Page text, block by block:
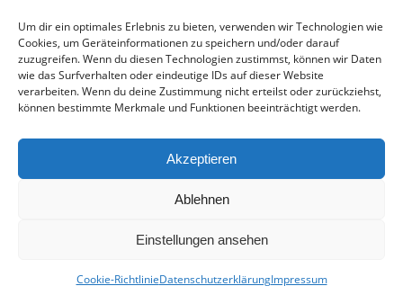
Um dir ein optimales Erlebnis zu bieten, verwenden wir Technologien wie
Cookies, um Geräteinformationen zu speichern und/oder darauf
zuzugreifen. Wenn du diesen Technologien zustimmst, können wir Daten
wie das Surfverhalten oder eindeutige IDs auf dieser Website
verarbeiten. Wenn du deine Zustimmung nicht erteilst oder zurückziehst,
können bestimmte Merkmale und Funktionen beeinträchtigt werden.
Akzeptieren
Ablehnen
Einstellungen ansehen
Cookie-RichtlinieDatenschutzerklärungImpressum
24
25 26 27 28 29
31
« Juli
ARCHIV